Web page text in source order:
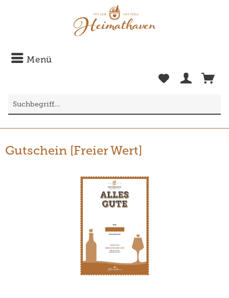
Menü
Gutschein [Freier Wert]